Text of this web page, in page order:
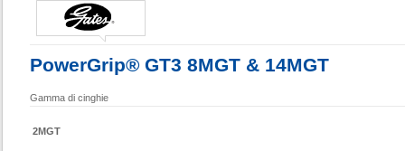
PowerGrip® GT3 8MGT & 14MGT
Gamma di cinghie
2MGT